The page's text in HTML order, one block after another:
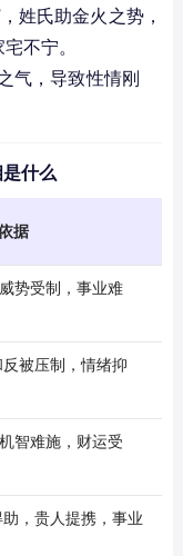
姓氏助金火之势，
不宁。
气，导致性情刚
什么
据
势受制，事业难
被压制，情绪抑
智难施，财运受
，贵人提携，事业